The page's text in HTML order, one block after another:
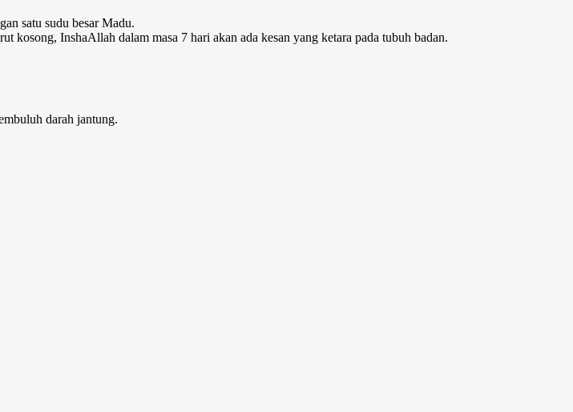
satu sudu besar Madu.
kosong, InshaAllah dalam masa 7 hari akan ada kesan yang ketara pada tubuh badan.
darah jantung.